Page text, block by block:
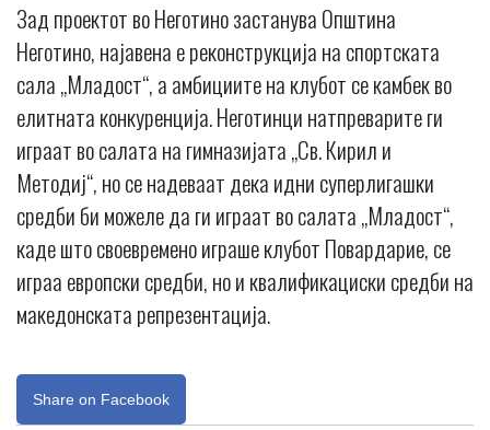
Зад проектот во Неготино застанува Општина
Неготино, најавена е реконструкција на спортската
сала „Младост“, а амбициите на клубот се камбек во
елитната конкуренција. Неготинци натпреварите ги
играат во салата на гимназијата „Св. Кирил и
Методиј“, но се надеваат дека идни суперлигашки
средби би можеле да ги играат во салата „Младост“,
каде што своевремено играше клубот Повардарие, се
играа европски средби, но и квалификациски средби на
македонската репрезентација.
Share on Facebook